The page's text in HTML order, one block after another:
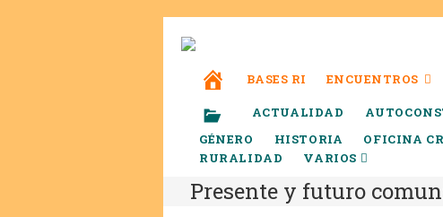
BASES RI ENCUENTROS
ACTUALIDAD
GÉNERO
HISTORIA OFICINA
RURALIDAD
VARIOS
Presente y futuro